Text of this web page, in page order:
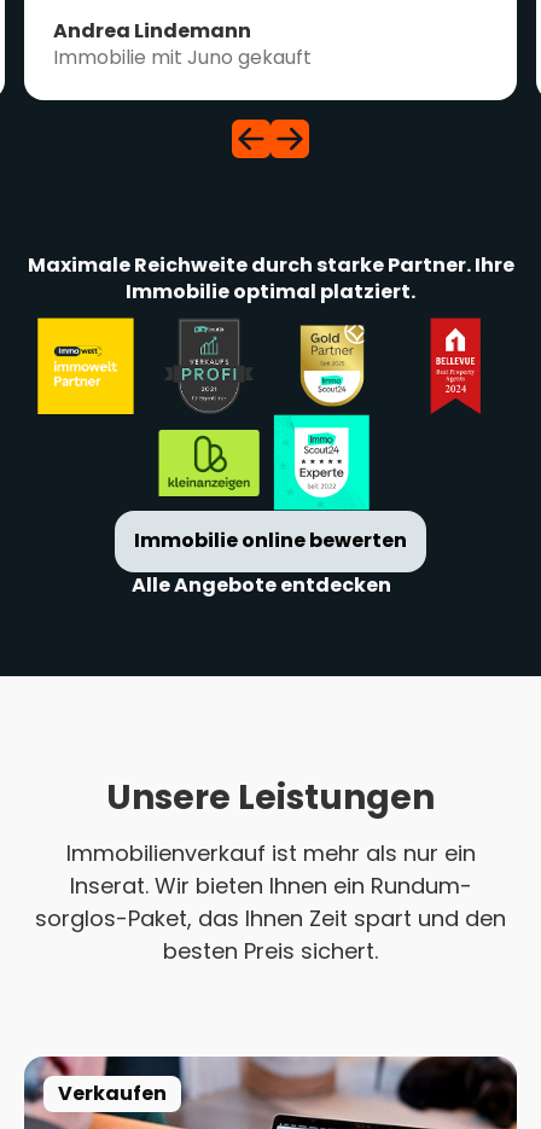
Andrea Lindemann
Immobilie mit Juno gekauft
Maximale Reichweite durch starke Partner. Ihre
Immobilie optimal platziert.
Immobilie online bewerten
Alle Angebote entdecken
Unsere Leistungen
Immobilienverkauf ist mehr als nur ein
Inserat. Wir bieten Ihnen ein Rundum-
sorglos-Paket, das Ihnen Zeit spart und den
besten Preis sichert.
Verkaufen